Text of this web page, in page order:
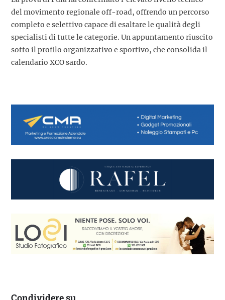
del movimento regionale off-road, offrendo un percorso
completo e selettivo capace di esaltare le qualità degli
specialisti di tutte le categorie. Un appuntamento riuscito
sotto il profilo organizzativo e sportivo, che consolida il
calendario XCO sardo.
Condividere su